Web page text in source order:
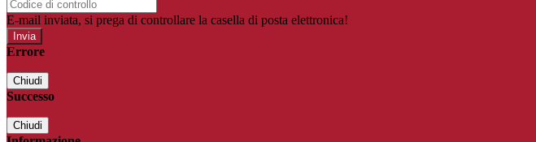
E-mail inviata, si prega di controllare la casella di posta elettronica!
Errore
Chiudi
Successo
Chiudi